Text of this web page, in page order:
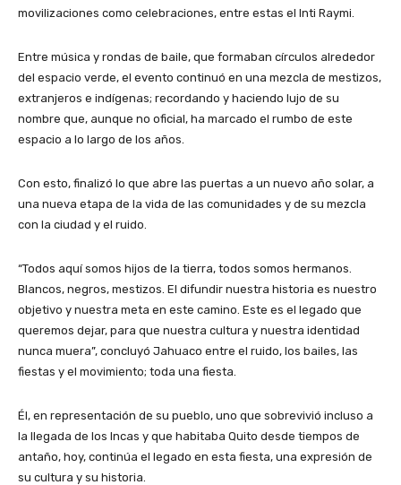
movilizaciones como celebraciones, entre estas el Inti Raymi.
Entre música y rondas de baile, que formaban círculos alrededor
del espacio verde, el evento continuó en una mezcla de mestizos,
extranjeros e indígenas; recordando y haciendo lujo de su
nombre que, aunque no oficial, ha marcado el rumbo de este
espacio a lo largo de los años.
Con esto, finalizó lo que abre las puertas a un nuevo año solar, a
una nueva etapa de la vida de las comunidades y de su mezcla
con la ciudad y el ruido.
“Todos aquí somos hijos de la tierra, todos somos hermanos.
Blancos, negros, mestizos. El difundir nuestra historia es nuestro
objetivo y nuestra meta en este camino. Este es el legado que
queremos dejar, para que nuestra cultura y nuestra identidad
nunca muera”, concluyó Jahuaco entre el ruido, los bailes, las
fiestas y el movimiento; toda una fiesta.
Él, en representación de su pueblo, uno que sobrevivió incluso a
la llegada de los Incas y que habitaba Quito desde tiempos de
antaño, hoy, continúa el legado en esta fiesta, una expresión de
su cultura y su historia.